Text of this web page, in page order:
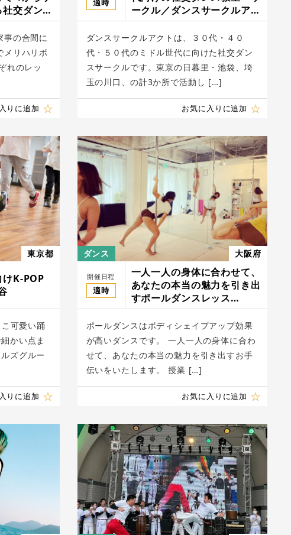
交ダンス
ダンスス
事の合間に
メリハリボ
れのレッ
りに追加
適時
ークル／ダンスサークルアク
ト
ダンスサークルアクトは、３０代・４０
代・５０代のミドル世代に向けた社交ダン
スサークルです。東京の日暮里・池袋、埼
玉の川口、の計3か所で活動し […]
お気に入りに追加
東京都
K-POP
可愛い踊
かい点ま
ズグルー
りに追加
ダンス 大阪府
開催日程
適時
一人一人の身体に合わせて、
あなたの本当の魅力を引き出
すポールダンスレッス
ン/CHATLURE
ポールダンスはボディシェイプアップ効果
が高いダンスです。 一人一人の身体に合わ
せて、あなたの本当の魅力を引き出すお手
伝いをいたします。 授業 […]
お気に入りに追加